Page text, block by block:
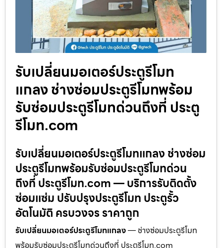
รับเปลี่ยนมอเตอร์ประตูรีโมท
แกลง ช่างซ่อมประตูรีโมทพร้อม
รับซ่อมประตูรีโมทด่วนถึงที่ ประตู
รีโมท.com
รับเปลี่ยนมอเตอร์ประตูรีโมทแกลง ช่างซ่อม
ประตูรีโมทพร้อมรับซ่อมประตูรีโมทด่วน
ถึงที่ ประตูรีโมท.com — บริการรับติดตั้ง
ซ่อมแซ่ม ปรับปรุงประตูรีโมท ประตูรั้ว
อัตโนมัติ ครบวงจร ราคาถูก
รับเปลี่ยนมอเตอร์ประตูรีโมทแกลง— ช่างซ่อมประตูรีโมท
พร้อมรับซ่อมประตูรีโมทด่วนถึงที่ ประตูรีโมท.com